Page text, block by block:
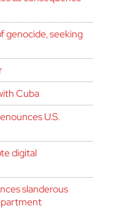
genocide, seeking
Cuba
U.S.
digital
slanderous